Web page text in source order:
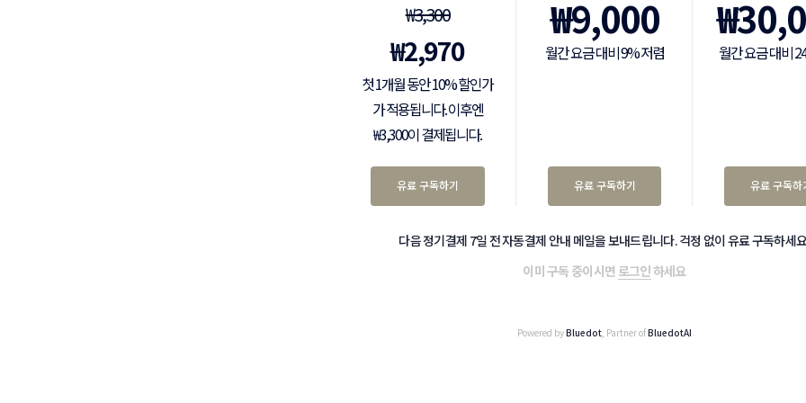
₩3,300
₩2,970
첫 1개월 동안 10% 할인가
가 적용됩니다. 이후엔
₩3,300이 결제됩니다.
유료 구독하기
₩9,000
월간 요금 대비 9% 저렴
유료 구독하기
₩
월간 요금 대비
유료 구독하
다음 정기결제 7일 전 자동결제 안내 메일을 보내드립니다. 걱정 없이 유료 구독하세
이미 구독 중이시면 로그인하세요
Powered byBluedot , Partner ofBluedotAI